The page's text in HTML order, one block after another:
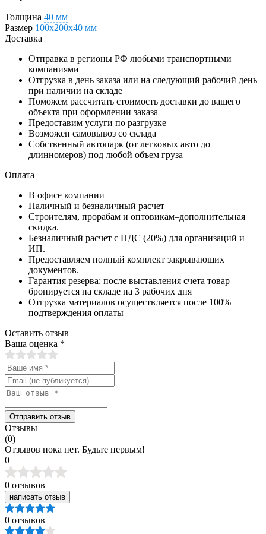
Толщина 40 мм
Размер 100х200х40 мм
Доставка
Отправка в регионы РФ любыми транспортными
компаниями
Отгрузка в день заказа или на следующий рабочий день
при наличии на складе
Поможем рассчитать стоимость доставки до вашего
объекта при оформлении заказа
Предоставим услуги по разгрузке
Возможен самовывоз со склада
Собственный автопарк (от легковых авто до
длинномеров) под любой объем груза
Оплата
В офисе компании
Наличный и безналичный расчет
Строителям, прорабам и оптовикам–дополнительная
скидка.
Безналичный расчет с НДС (20%) для организаций и
ИП.
Предоставляем полный комплект закрывающих
документов.
Гарантия резерва: после выставления счета товар
бронируется на складе на 3 рабочих дня
Отгрузка материалов осуществляется после 100%
подтверждения оплаты
Оставить отзыв
Ваша оценка *
Отправить отзыв
Отзывы
(0)
Отзывов пока нет. Будьте первым!
0
0 отзывов
написать отзыв
0 отзывов